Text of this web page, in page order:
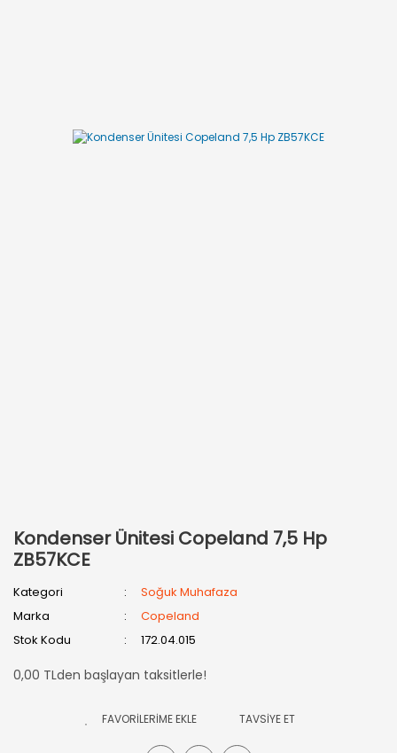
Kondenser Ünitesi Copeland 7,5 Hp
ZB57KCE
Kategori
Soğuk Muhafaza
Marka
Copeland
Stok Kodu
172.04.015
0,00 TLden başlayan taksitlerle!
TAVSİYE ET